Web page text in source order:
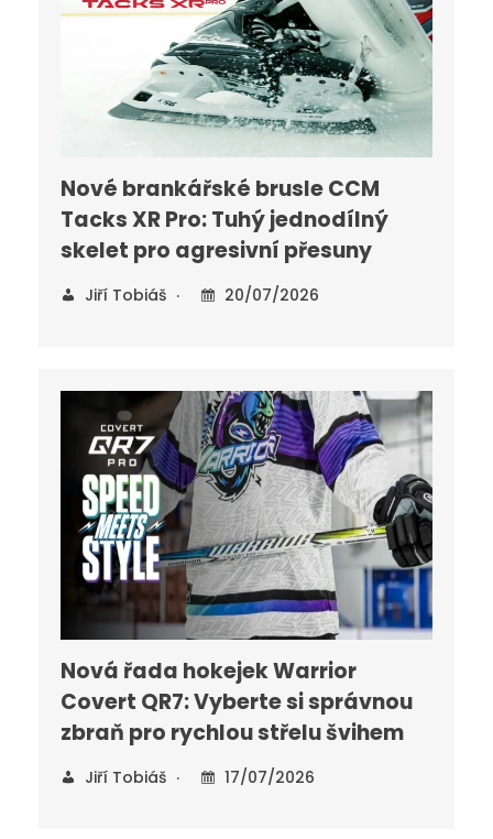
Nové brankářské brusle CCM
Tacks XR Pro: Tuhý jednodílný
skelet pro agresivní přesuny
Jiří Tobiáš 20/07/2026
Nová řada hokejek Warrior
Covert QR7: Vyberte si správnou
zbraň pro rychlou střelu švihem
Jiří Tobiáš 17/07/2026